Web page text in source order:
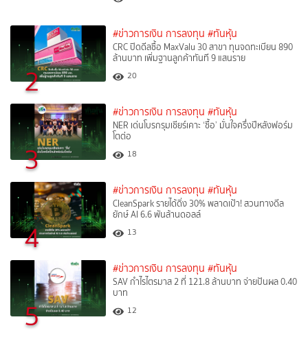
2
#ข่าวการเงิน การลงทุน #ทันหุ้น
CRC ปิดดีลซื้อ MaxValu 30 สาขา ทุนจดทะเบียน 890
ล้านบาท เพิ่มฐานลูกค้าทันที 9 แสนราย
20
3
#ข่าวการเงิน การลงทุน #ทันหุ้น
NER เด่นโบรกรุมเชียร์เคาะ ‘ซื้อ’ มั่นใจครึ่งปีหลังฟอร์ม
โตต่อ
18
4
#ข่าวการเงิน การลงทุน #ทันหุ้น
CleanSpark รายได้ดิ่ง 30% พลาดเป้า! สวนทางดีล
ยักษ์ AI 6.6 พันล้านดอลล์
13
5
#ข่าวการเงิน การลงทุน #ทันหุ้น
SAV กำไรไตรมาส 2 ที่ 121.8 ล้านบาท จ่ายปันผล 0.40
บาท
12